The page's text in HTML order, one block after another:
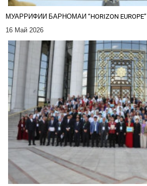
МУАРРИФИИ БАРНОМАИ “HORIZON EUROPE”
16 Май 2026